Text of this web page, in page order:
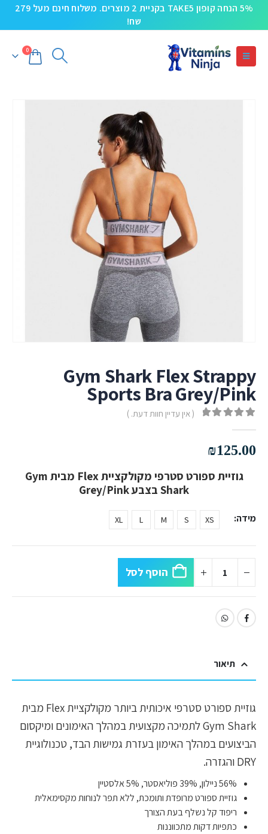
5% הנחה קופון TAKE5 בקניית 2 מוצרים. משלוח חינם מעל 279
שח!
0
Gym Shark Flex Strappy
Sports Bra Grey/Pink
( אין עדיין חוות דעת. )
₪125.00
גוזיית ספורט סטרפי מקולקציית Flex מבית Gym
Shark בצבע Grey/Pink
מידה XS
S
M
L
XL
הוסף לסל
תיאור
גוזיית ספורט סטרפי איכותית ביותר מקולקציית Flex מבית
Gym Shark לתמיכה מקצועית במהלך האימונים ומיקסום
הביצועים במהלך האימון בעזרת גמישות הבד, טכנולוגיית
DRY והגזרה.
56% ניילון, 39% פוליאסטר, 5% אלסטיין
גוזיית ספורט מרופדת ותומכת, ללא תפר לנוחות מקסימאלית
ריפוד קל נשלף בעת הצורך
כתפיות דקות מתכווננות